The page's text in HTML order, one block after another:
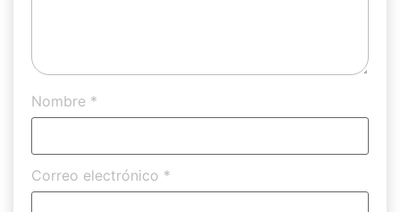
Nombre *
Correo electrónico *